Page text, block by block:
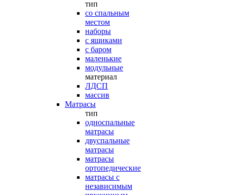
тип
со спальным
местом
наборы
с ящиками
с баром
маленькие
модульные
материал
ЛДСП
массив
Матрасы
тип
односпальные
матрасы
двуспальные
матрасы
матрасы
ортопедические
матрасы с
независимым